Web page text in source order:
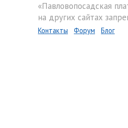
«Павловопосадская
на других сайтах
Контакты Форум Блог